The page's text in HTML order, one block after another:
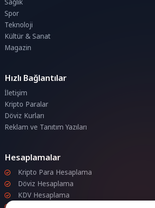
Sağlık
Spor
Teknoloji
Kültür & Sanat
Magazin
Hızlı Bağlantılar
İletişim
Kripto Paralar
Döviz Kurları
Reklam ve Tanıtım Yazıları
Hesaplamalar
Kripto Para Hesaplama
Döviz Hesaplama
KDV Hesaplama